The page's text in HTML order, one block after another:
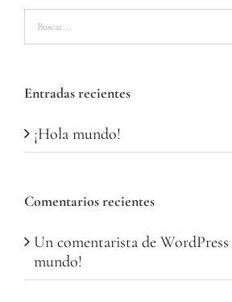
Entradas recientes
¡Hola mundo!
Comentarios recientes
Un comentarista de WordPress
mundo!